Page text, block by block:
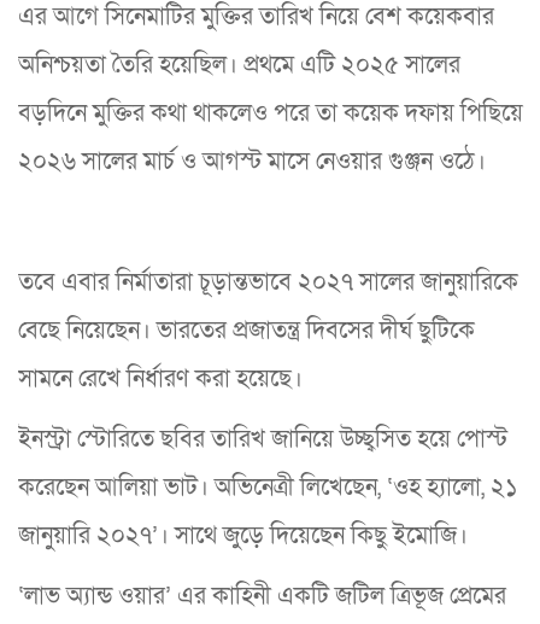
এর আগে সিনেমাটির মুক্তির তারিখ নিয়ে বেশ কয়েকবার
অনিশ্চয়তা তৈরি হয়েছিল। প্রথমে এটি ২০২৫ সালের
বড়দিনে মুক্তির কথা থাকলেও পরে তা কয়েক দফায় পিছিয়ে
২০২৬ সালের মার্চ ও আগস্ট মাসে নেওয়ার গুঞ্জন ওঠে।
তবে এবার নির্মাতারা চূড়ান্তভাবে ২০২৭ সালের জানুয়ারিকে
বেছে নিয়েছেন। ভারতের প্রজাতন্ত্র দিবসের দীর্ঘ ছুটিকে
সামনে রেখে নির্ধারণ করা হয়েছে।
ইনস্ট্রা স্টোরিতে ছবির তারিখ জানিয়ে উচ্ছ্বসিত হয়ে পোস্ট
করেছেন আলিয়া ভাট। অভিনেত্রী লিখেছেন, ‘ওহ হ্যালো, ২১
জানুয়ারি ২০২৭’। সাথে জুড়ে দিয়েছেন কিছু ইমোজি।
‘লাভ অ্যান্ড ওয়ার’ এর কাহিনী একটি জটিল ত্রিভূজ প্রেমের